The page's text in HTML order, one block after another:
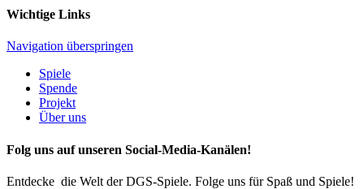
Wichtige Links
Navigation überspringen
Spiele
Spende
Projekt
Über uns
Folg uns auf unseren Social-Media-Kanälen!
Entdecke die Welt der DGS-Spiele. Folge uns für Spaß und Spiele!